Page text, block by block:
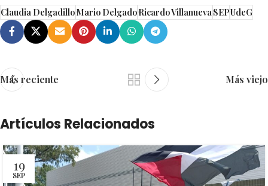
Claudia DelgadilloMario DelgadoRicardo VillanuevaSEPUdeG
Más reciente Más viejo
Artículos Relacionados
19
SEP